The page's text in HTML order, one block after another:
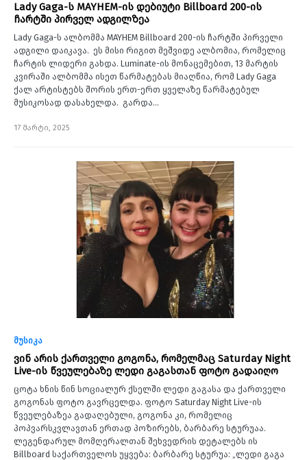
Lady Gaga-ს MAYHEM-ის დებიუტი Billboard 200-ის
ჩარტში პირველ ადგილზეა
Lady Gaga-ს ალბომმა MAYHEM Billboard 200-ის ჩარტში პირველი
ადგილი დაიკავა. ეს მისი რიგით მეშვიდე ალბომია, რომელიც
ჩარტის ლიდერი გახდა. Luminate-ის მონაცემებით, 13 მარტის
კვირაში ალბომმა ისეთ წარმატებას მიაღწია, რომ Lady Gaga
ქალ არტისტებს შორის ერთ-ერთ ყველაზე წარმატებულ
მუსიკოსად დასახელდა. გარდა…
17 მარტი, 2025
მუსიკა
ვინ არის ქართველი გოგონა, რომელმაც Saturday Night
Live-ის წვეულებაზე ლედი გაგასთან ფოტო გადაიღო
ცოტა ხნის წინ სოციალურ ქსელში ლედი გაგასა და ქართველი
გოგონას ფოტო გავრცელდა. ფოტო Saturday Night Live-ის
წვეულებაზეა გადაღებული, გოგონა კი, რომელიც
პოპვარსკვლავთან ერთად პოზირებს, ბარბარე სტურუაა.
ლეგენდარულ მომღერალთან შეხვედრის დეტალებს ის
Billboard საქართველოს უყვება: ბარბარე სტურუა: „ლედი გაგა